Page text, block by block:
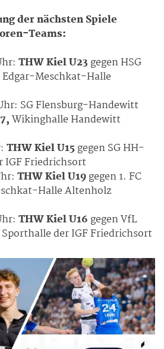
der nächsten Spiele
Teams:
THW Kiel U23 gegen HSG
Meschkat-Halle
SG Flensburg-Handewitt
Wikinghalle Handewitt
THW Kiel U15gegen SG HH-
IGF Friedrichsort
THW Kiel U19gegen 1. FC
Halle Altenholz
THW Kiel U16 gegen VfL
der IGF Friedrichsort